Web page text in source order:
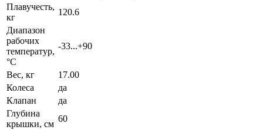
Плавучесть,
кг
120.6
Диапазон
рабочих
температур,
°С
-33...+90
Вес, кг
17.00
Колеса
да
Клапан
да
Глубина
крышки, см
60